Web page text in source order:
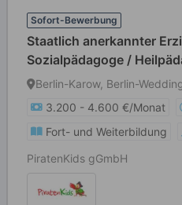
Sofort-Bewerbung
Staatlich anerkannter
Sozialpädagoge /
Kindheitspädagoge /
Berlin-Karow, Berlin-
3.200 - 4.600 €/Monat
Fort- und Weiterbildung
PiratenKids gGmbH